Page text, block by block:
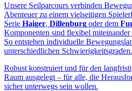
Unsere Seilparcours verbinden
Abenteuer zu einem vielseitigen
Serie Haiger, Dillenburg oder dem
Komponenten sind flexibel
So entstehen individuelle
unterschiedlichen Schwierigkeitsgraden.
Robust konstruiert und für den
Raum ausgelegt – für alle, die
sicher unterwegs sein wollen.